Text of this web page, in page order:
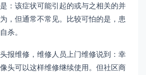
：该症状可能引起的或与之相关的并
，但通常不常见。比较可怕的是，患
杀。
报维修，维修人员上门维修说到：幸
头可以这样维修继续使用。但社区商